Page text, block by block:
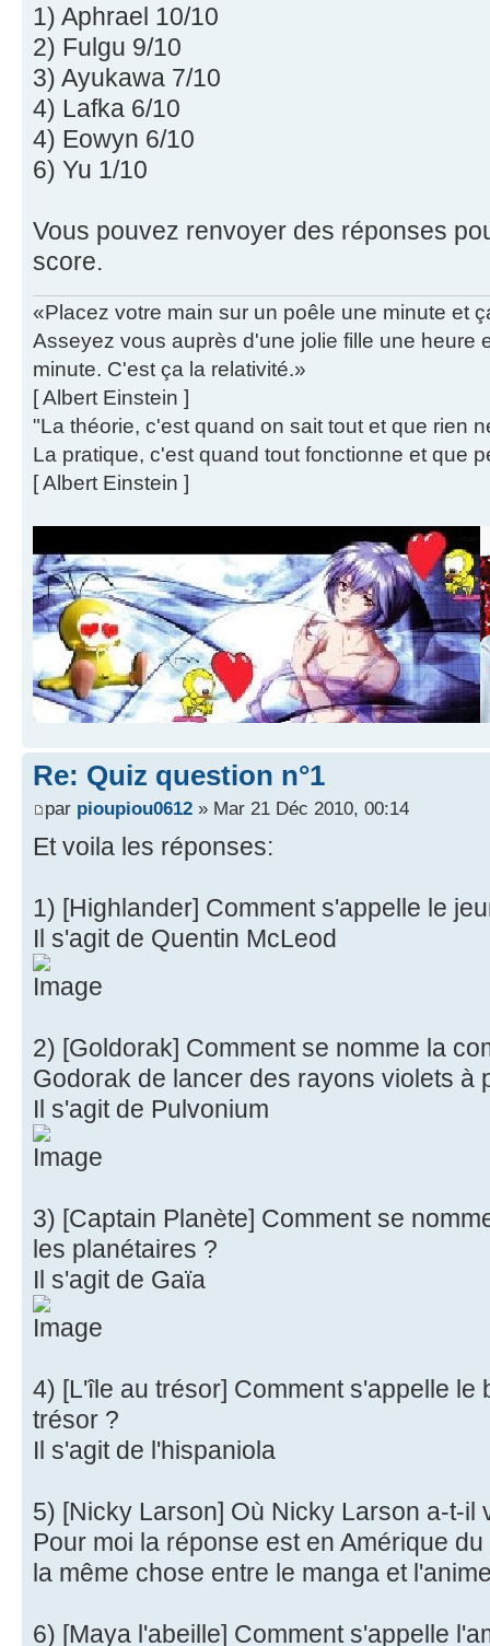
1) Aphrael 10/10
2) Fulgu 9/10
3) Ayukawa 7/10
4) Lafka 6/10
4) Eowyn 6/10
6) Yu 1/10
Vous pouvez renvoyer des réponses
score.
«Placez votre main sur un poêle une minute et
Asseyez vous auprès d'une jolie fille une heure
minute. C'est ça la relativité.»
[ Albert Einstein ]
"La théorie, c'est quand on sait tout et que rien
La pratique, c'est quand tout fonctionne et que
[ Albert Einstein ]
Re: Quiz question n°1
par pioupiou0612 » Mar 21 Déc 2010, 00:14
Et voila les réponses:
1) [Highlander] Comment s'appelle le
Il s'agit de Quentin McLeod
2) [Goldorak] Comment se nomme la
Godorak de lancer des rayons violets à
Il s'agit de Pulvonium
3) [Captain Planète] Comment se
les planétaires ?
Il s'agit de Gaïa
4) [L'île au trésor] Comment s'appelle le
trésor ?
Il s'agit de l'hispaniola
5) [Nicky Larson] Où Nicky Larson a-t-il
Pour moi la réponse est en Amérique
la même chose entre le manga et
6) [Maya l'abeille] Comment s'appelle